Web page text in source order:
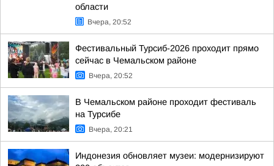
области
Вчера, 20:52
Фестивальный Турсиб-2026 проходит прямо
сейчас в Чемальском районе
Вчера, 20:52
В Чемальском районе проходит фестиваль
на Турсибе
Вчера, 20:21
Индонезия обновляет музеи: модернизируют